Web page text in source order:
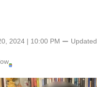
2024 | 10:00 PM ⚊ Updated